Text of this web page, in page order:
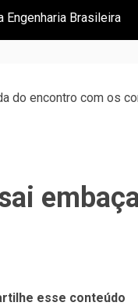
Engenharia Brasileira
do encontro com os
esse conteúdo